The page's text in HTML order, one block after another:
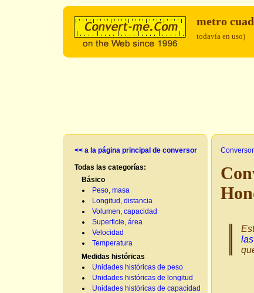
metro
todavía en uso)
<< a la página principal de conversor
Todas las categorías:
Básico
Peso, masa
Longitud, distancia
Volumen, capacidad
Superficie, área
Velocidad
Temperatura
Medidas históricas
Unidades históricas de peso
Unidades históricas de longitud
Unidades históricas de capacidad